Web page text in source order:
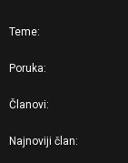
Teme
Poruka
Članovi
Najnoviji član